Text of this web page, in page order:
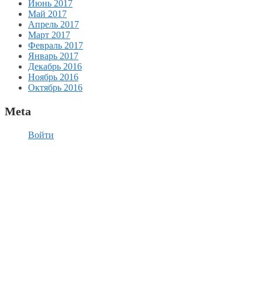
Июнь 2017
Май 2017
Апрель 2017
Март 2017
Февраль 2017
Январь 2017
Декабрь 2016
Ноябрь 2016
Октябрь 2016
Meta
Войти